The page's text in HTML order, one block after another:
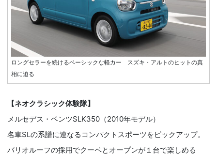
ロングセラーを続けるベーシックな軽カー スズキ・アルトのヒットの真
相に迫る
【ネオクラシック体験隊】
メルセデス・ベンツSLK350（2010年モデル）
名車SLの系譜に連なるコンパクトスポーツをピックアップ。
バリオルーフの採用でクーペとオープンが１台で楽しめる